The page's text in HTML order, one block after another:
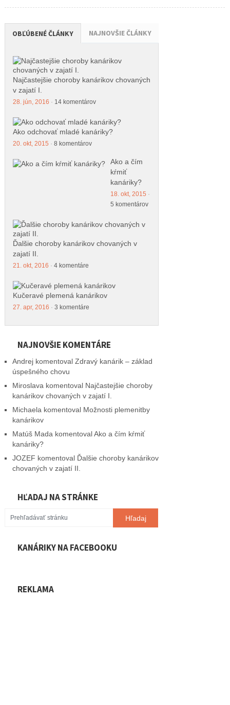
OBĽÚBENÉ ČLÁNKY NAJNOVŠIE ČLÁNKY
Najčastejšie choroby kanárikov chovaných
v zajatí I.
28. jún, 2016 · 14 komentárov
Ako odchovať mladé kanáriky?
20. okt, 2015 · 8 komentárov
Ako a čím
kŕmiť
kanáriky?
18. okt, 2015 ·
5 komentárov
Ďalšie choroby kanárikov chovaných v
zajatí II.
21. okt, 2016 · 4 komentáre
Kučeravé plemená kanárikov
27. apr, 2016 · 3 komentáre
NAJNOVŠIE KOMENTÁRE
Andrejkomentoval Zdravý kanárik – základ
úspešného chovu
Miroslava komentoval Najčastejšie choroby
kanárikov chovaných v zajatí I.
Michaela komentoval Možnosti plemenitby
kanárikov
Matúš Mada komentovalAko a čím kŕmiť
kanáriky?
JOZEF komentoval Ďalšie choroby kanárikov
chovaných v zajatí II.
HĽADAJ NA STRÁNKE
KANÁRIKY NA FACEBOOKU
REKLAMA